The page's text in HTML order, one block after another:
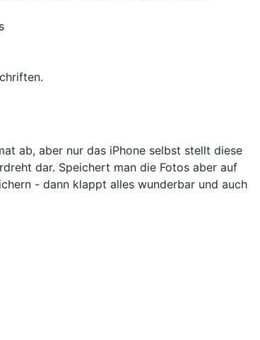
ab, aber nur das iPhone selbst stellt diese
dar. Speichert man die Fotos aber auf
- dann klappt alles wunderbar und auch